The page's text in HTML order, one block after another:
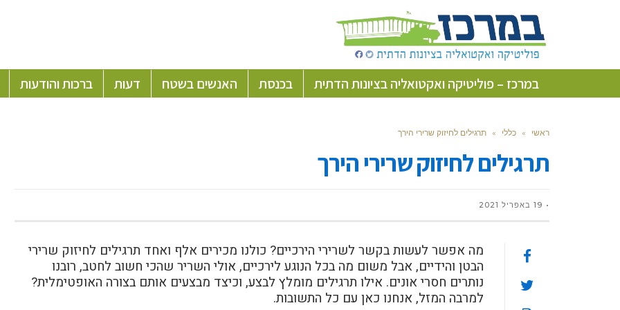
במרכז – פוליטיקה ואקטואליה בציונות הדתית בכנסת האנשים בשטח דעות ברכות והודעות
ראשי » כללי » תרגילים לחיזוק שרירי הירך
תרגילים לחיזוק שרירי הירך
19 באפריל 2021
מה אפשר לעשות בקשר לשרירי הירכיים? כולנו מכירים אלף ואחד תרגילים לחיזוק שרירי
הבטן והידיים, אבל משום מה בכל הנוגע לירכיים, אולי השריר שהכי חשוב לחטב, רובנו
נותרים חסרי אונים. אילו תרגילים מומלץ לבצע, וכיצד מבצעים אותם בצורה האופטימלית?
למרבה המזל, אנחנו כאן עם כל התשובות.